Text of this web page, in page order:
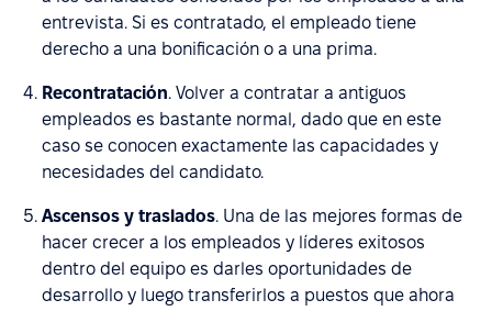
entrevista. Si es contratado, el empleado tiene
derecho a una bonificación o a una prima.
Recontratación. Volver a contratar a antiguos
empleados es bastante normal, dado que en este
caso se conocen exactamente las capacidades y
necesidades del candidato.
Ascensos y traslados. Una de las mejores formas de
hacer crecer a los empleados y líderes exitosos
dentro del equipo es darles oportunidades de
desarrollo y luego transferirlos a puestos que ahora